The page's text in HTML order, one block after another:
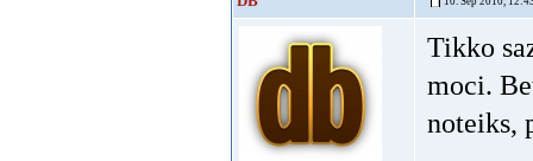
Tikko
moci.
noteiks,